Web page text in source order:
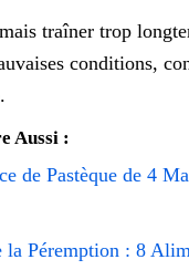
traîner trop
conditions,
Aussi :
de Pastèque de 4
la Péremption : 8